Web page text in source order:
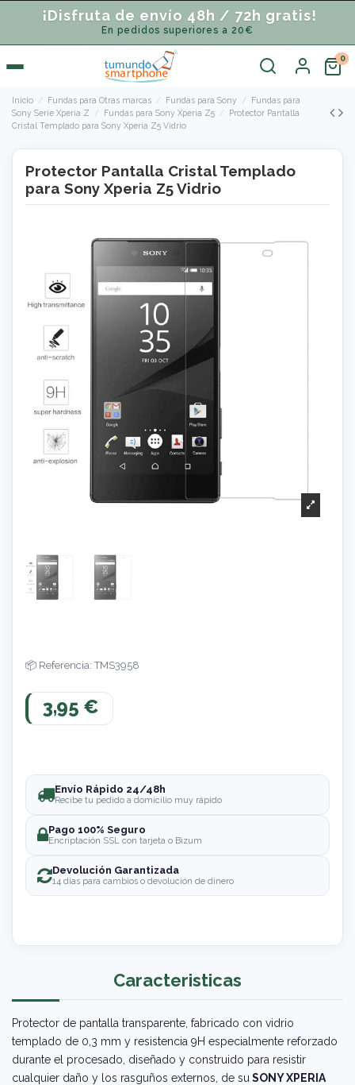
¡Disfruta de envío 48h / 72h gratis!
En pedidos superiores a 20€
Inicio Fundas para Otras marcas Fundas para Sony
Fundas para
Sony Serie Xperia Z
Fundas para Sony Xperia Z5
Protector Pantalla
Cristal Templado para Sony Xperia Z5 Vidrio
Protector Pantalla Cristal Templado
para Sony Xperia Z5 Vidrio
Referencia: TMS3958
3,95 €
Envío Rápido 24/48h
Recibe tu pedido a domicilio muy rápido
Pago 100% Seguro
Encriptación SSL con tarjeta o Bizum
Devolución Garantizada
14 días para cambios o devolución de dinero
Caracteristicas
Protector de pantalla transparente, fabricado con vidrio
templado de 0,3 mm y resistencia 9H especialmente reforzado
durante el procesado, diseñado y construido para resistir
cualquier daño y los rasguños externos, de su SONY XPERIA